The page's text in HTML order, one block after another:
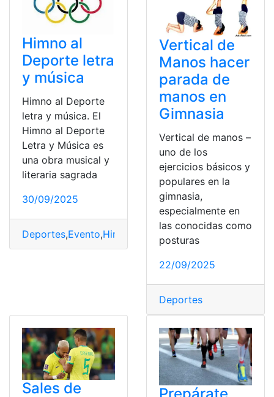
Himno al
Deporte letra
y música
Himno al Deporte
letra y música. El
Himno al Deporte
Letra y Música es
una obra musical y
literaria sagrada
30/09/2025
Deportes,Evento,Himno Música
Vertical de
Manos hacer
parada de
manos en
Gimnasia
Vertical de manos –
uno de los
ejercicios básicos y
populares en la
gimnasia,
especialmente en
las conocidas como
posturas
22/09/2025
Deportes
Sales de